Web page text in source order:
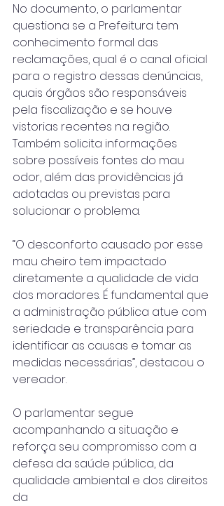
No documento, o parlamentar
questiona se a Prefeitura tem
conhecimento formal das
reclamações, qual é o canal oficial
para o registro dessas denúncias,
quais órgãos são responsáveis
pela fiscalização e se houve
vistorias recentes na região.
Também solicita informações
sobre possíveis fontes do mau
odor, além das providências já
adotadas ou previstas para
solucionar o problema.
“O desconforto causado por esse
mau cheiro tem impactado
diretamente a qualidade de vida
dos moradores. É fundamental que
a administração pública atue com
seriedade e transparência para
identificar as causas e tomar as
medidas necessárias”, destacou o
vereador.
O parlamentar segue
acompanhando a situação e
reforça seu compromisso com a
defesa da saúde pública, da
qualidade ambiental e dos direitos
da